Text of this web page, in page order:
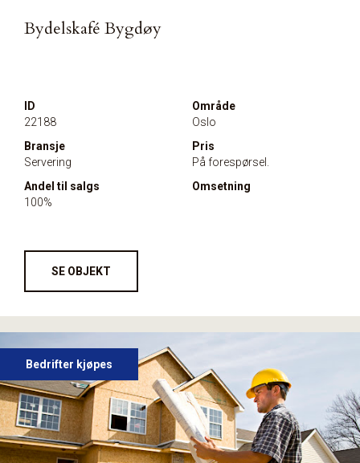
Bydelskafé Bygdøy
ID
22188
Område
Oslo
Bransje
Servering
Pris
På forespørsel.
Andel til salgs
100%
Omsetning
SE OBJEKT
Bedrifter kjøpes